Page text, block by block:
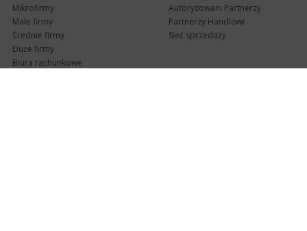
Mikrofirmy
Małe firmy
Średnie firmy
Duże firmy
Biura rachunkowe
Autoryzowani Partnerzy
Partnerzy Handlowi
Sieć sprzedaży